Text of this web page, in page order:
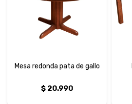
Mesa redonda pata de gallo
$ 20.990